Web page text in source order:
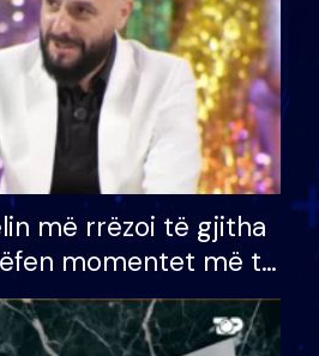
më rrëzoi të gjitha
momentet më të
e BB VIP: Do më
mëngjesit kur…